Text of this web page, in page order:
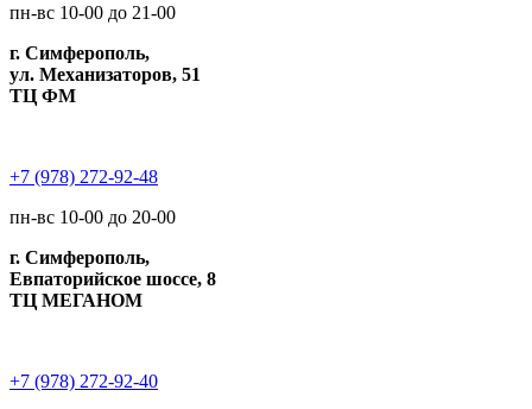
пн-вс 10-00 до 21-00
г. Симферополь,
ул. Механизаторов, 51
ТЦ ФМ
+7 (978) 272-92-48
пн-вс 10-00 до 20-00
г. Симферополь,
Евпаторийское шоссе, 8
ТЦ МЕГАНОМ
+7 (978) 272-92-40